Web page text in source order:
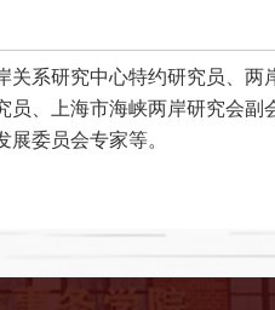
关系研究中心特约研究员、
员、上海市海峡两岸研究会
委员会专家等。